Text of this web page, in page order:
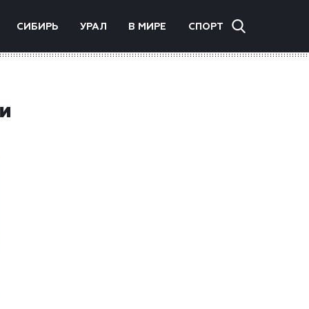
СИБИРЬ УРАЛ В МИРЕ СПОРТ